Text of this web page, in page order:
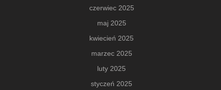
czerwiec 2025
maj 2025
kwiecień 2025
marzec 2025
luty 2025
styczeń 2025